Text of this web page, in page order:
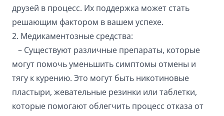
друзей в процесс. Их поддержка может стать
решающим фактором в вашем успехе.
2. Медикаментозные средства:
– Существуют различные препараты, которые
могут помочь уменьшить симптомы отмены и
тягу к курению. Это могут быть никотиновые
пластыри, жевательные резинки или таблетки,
которые помогают облегчить процесс отказа от